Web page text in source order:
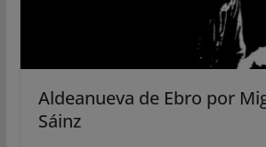
Aldeanueva de Ebro por
Sáinz